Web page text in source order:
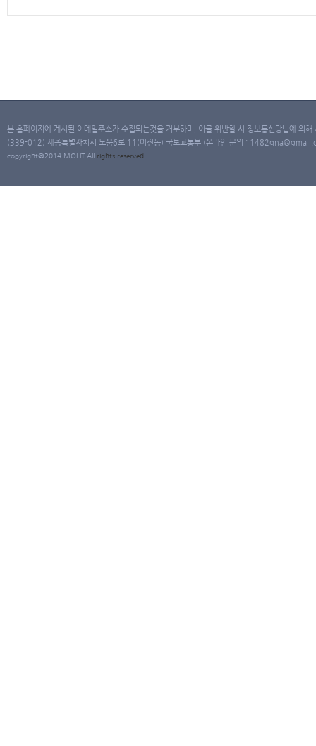
본 홈페이지에 게시된 이메일주소가 수집되는것을 거부하며, 이를 위반할 시 정보통신망법에 의
(339-012) 세종특별자치시 도움6로 11(어진동) 국토교통부 (온라인 문의 :
copyright@2014 MOLIT All rights reserved.